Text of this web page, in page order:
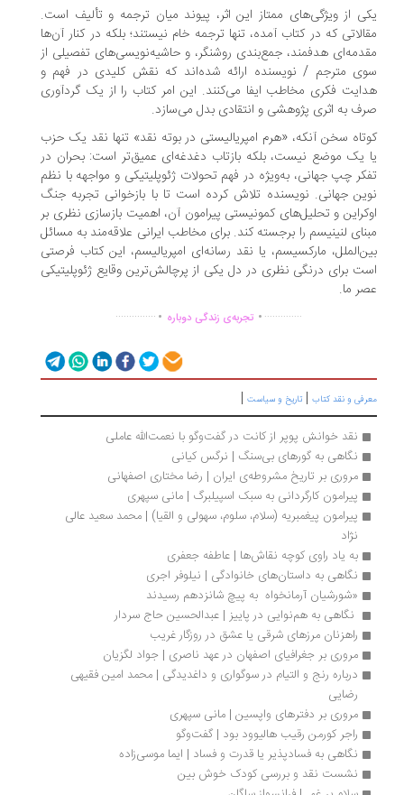
از ویژگی‌های ممتاز این اثر، پیوند میان ترجمه و تألیف است.
که در کتاب آمده، تنها ترجمه خام نیستند؛ بلکه در کنار آن‌ها
هدفمند، جمع‌بندی روشنگر، و حاشیه‌نویسی‌های تفصیلی از
مترجم / نویسنده ارائه شده‌اند که نقش کلیدی در فهم و
فکری مخاطب ایفا می‌کنند. این امر کتاب را از یک گردآوری
به اثری پژوهشی و انتقادی بدل می‌سازد.
سخن آنکه، «هرم امپریالیستی در بوته نقد» تنها نقد یک حزب
یک موضع نیست، بلکه بازتاب دغدغه‌ای عمیق‌تر است: بحران در
چپ جهانی، به‌ویژه در فهم تحولات ژئوپلیتیکی و مواجهه با نظم
جهانی. نویسنده تلاش کرده است تا با بازخوانی تجربه جنگ
و تحلیل‌های کمونیستی پیرامون آن، اهمیت بازسازی نظری بر
لنینیسم را برجسته کند. برای مخاطب ایرانی علاقه‌مند به مسائل
مارکسیسم، یا نقد رسانه‌ای امپریالیسم، این کتاب فرصتی
برای درنگی نظری در دل یکی از پرچالش‌ترین وقایع ژئوپلیتیکی
ما.
............... .تجربه‌ی زندگی دوباره ...............
و نقد کتاب|تاریخ و سیاست |
نقد خوانش پوپر از کانت در گفت‌وگو با نعمت‌الله عاملی
نگاهی به گورهای بی‌سنگ | نرگس کیانی
مروری بر تاریخ مشروطه‌ی ایران | رضا مختاری اصفهانی
پیرامون کارگردانی به سبک اسپیلبرگ | مانی سپهری
پیرامون پیغمبریه (سلام، سلوم، سهولی و القیا) | محمد سعید عالی
به یاد راوی کوچه نقاش‌ها | عاطفه جعفری
نگاهی به داستان‌های خانوادگی | نیلوفر اجری
«شورشیان آرمانخواه  به پیچ شانزدهم رسیدند
نگاهی به هم‌نوایی در پاییز | عبدالحسین حاج سردار
راهزنان مرزهای شرقی یا عشق در روزگار غریب
مروری بر جغرافیای اصفهان در عهد ناصری | جواد لگزیان
درباره رنج و التیام در سوگواری و داغدیدگی | محمد امین فقیهی
مروری بر دفتر‌های واپسین | مانی سپهری
راجر کورمن رقیب هالیوود بود | گفت‌وگو
نگاهی به فسادپذیر یا قدرت و فساد | ایما موسی‌زاده
نشست نقد و بررسی کودک خوش بین